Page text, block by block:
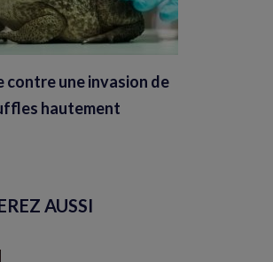
contre une invasion de
hautement
AUSSI